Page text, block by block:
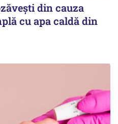
din cauza
cu apa caldă din